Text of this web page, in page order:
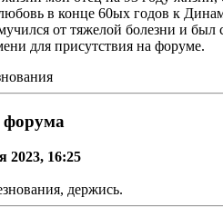
в конце 60ых годов к
от тяжелой болезни и
для присутствия на форуме.
форума
2023, 16:25
держись.